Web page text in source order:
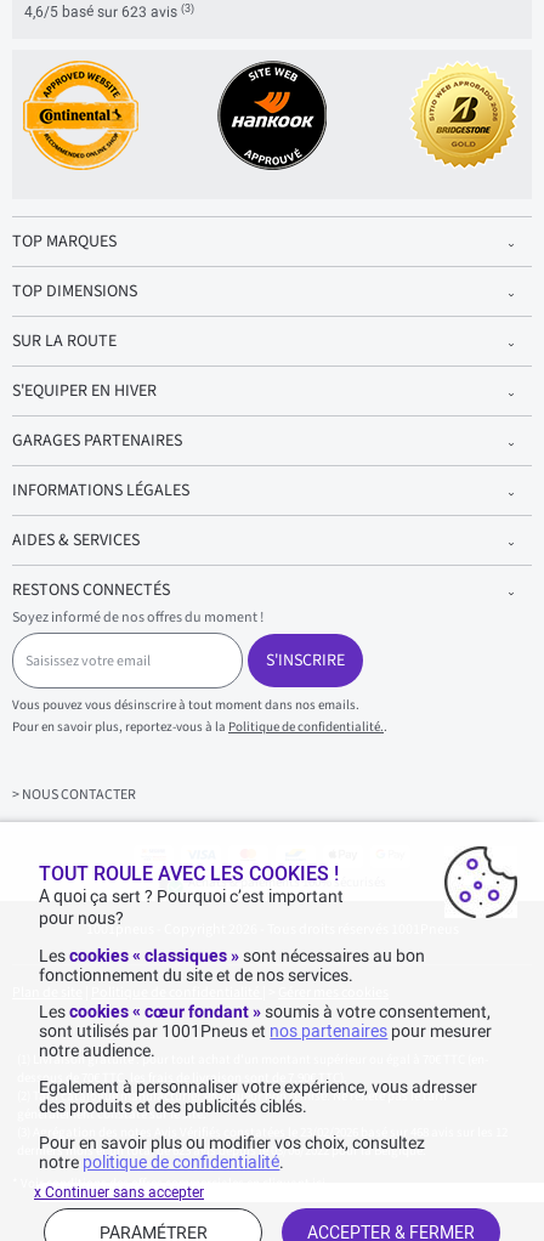
4,6/5 basé sur 623 avis (3)
TOP MARQUES
TOP DIMENSIONS
SUR LA ROUTE
S'EQUIPER EN HIVER
GARAGES PARTENAIRES
INFORMATIONS LÉGALES
AIDES & SERVICES
RESTONS CONNECTÉS
Soyez informé de nos offres du moment !
S
a
i
s
i
s
z
v
S'INSCRIRE
Vous pouvez vous désinscrire à tout moment dans nos emails.
Pour en savoir plus, reportez-vous à la Politique de confidentialité..
> NOUS CONTACTER
Achats & paiements 100% sécurisés
1001pneus - Copyright 2026 - Tous droits réservés 1001Pneus
Livraison gratuite : pour tout achat d'un montant supérieur ou égal à 70€ TTC (en-
dessous de 70€ TTC, les frais de livraison sont de 7,90€ TTC).
Tarif catalogue manufacturier en vigueur non remisé. Ne reflète pas le tarif
généralement constaté sur le site.
Agrégation des notes Avis Vérifiés constatées le 23/02/2026 basé sur 468 avis sur les 12
derniers mois et un total de 623 avis depuis le 03/06/2022 pour la Belgique.
* Voir conditions des offres commerciales en
TOUT ROULE AVEC LES COOKIES !
A quoi ça sert ? Pourquoi c’est important
pour nous?
Lescookies « classiques »sont nécessaires au bon
fonctionnement du site et de nos services.
Lescookies « cœur fondant » soumis à votre consentement,
sont utilisés par 1001Pneus et nos partenaires pour mesurer
notre audience.
Egalement à personnaliser votre expérience, vous adresser
des produits et des publicités ciblés.
Pour en savoir plus ou modifier vos choix, consultez
notre politique de confidentialité.
ACCEPTER & FERMER
PARAMÉTRER
x Continuer sans accepter